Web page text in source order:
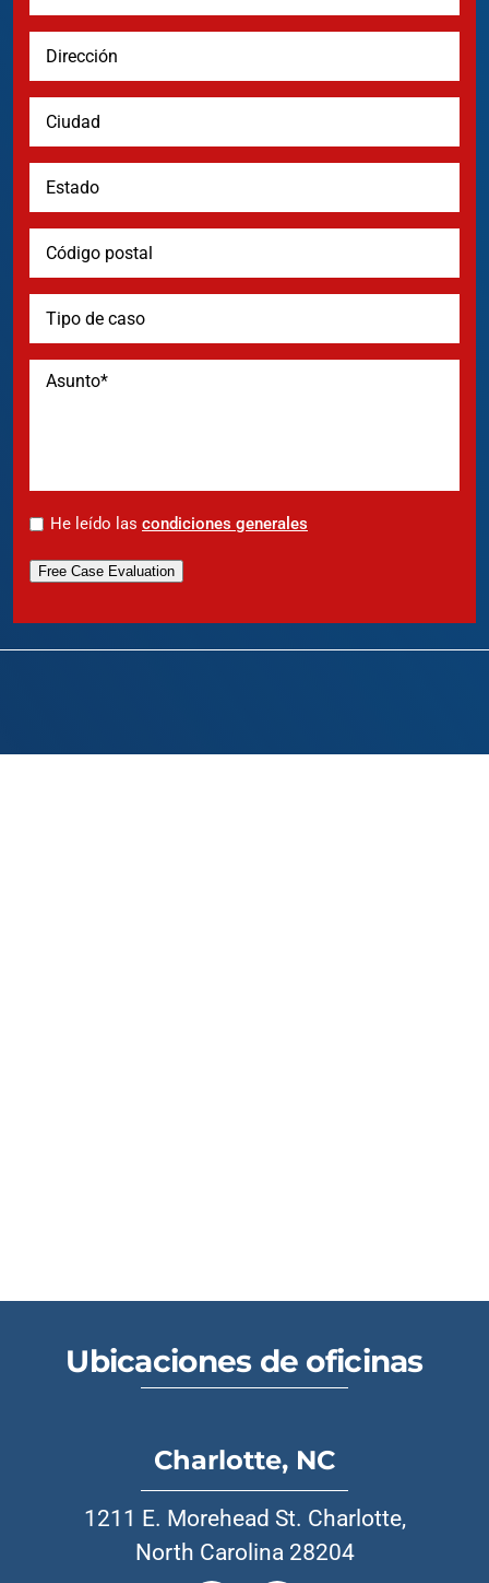
* He leído las condiciones generales
Free Case Evaluation
Ubicaciones de oficinas
Charlotte, NC
1211 E. Morehead St. Charlotte,
North Carolina 28204